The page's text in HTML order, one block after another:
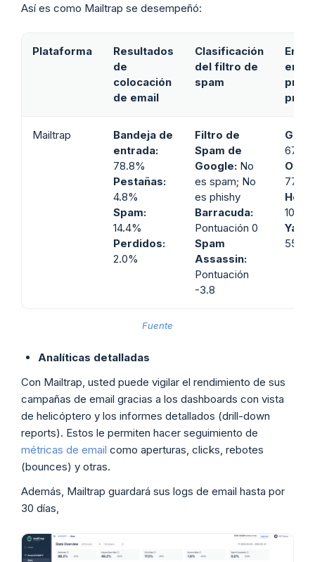
Así es como Mailtrap se desempeñó:
Plataforma
Resultados
de
colocación
de email
Clasificación
del filtro de
spam
Mailtrap
Bandeja de
entrada:
78.8%
Pestañas:
4.8%
Spam:
14.4%
Perdidos:
2.0%
Filtro de
Spam de
Google: No
es spam; No
es phishy
Barracuda:
Pontuación 0
Spam
Assassin:
Pontuación
-3.8
100%
Fuente
Analíticas detalladas
Con Mailtrap, usted puede vigilar el rendimiento de sus
campañas de email gracias a los dashboards con vista
de helicóptero y los informes detallados (drill-down
reports). Estos le permiten hacer seguimiento de
métricas de email como aperturas, clicks, rebotes
(bounces) y otras.
Además, Mailtrap guardará sus logs de email hasta por
30 días,